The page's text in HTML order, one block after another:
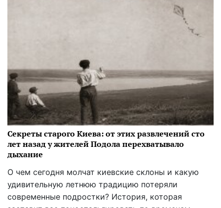
Секреты старого Киева: от этих развлечений сто
лет назад у жителей Подола перехватывало
дыхание
О чем сегодня молчат киевские склоны и какую
удивительную летнюю традицию потеряли
современные подростки? История, которая